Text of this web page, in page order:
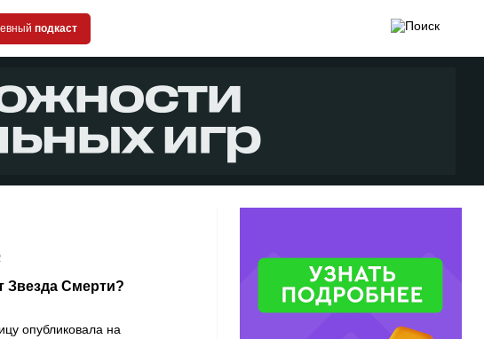
подкаст
Звезда Смерти?
опубликовала на